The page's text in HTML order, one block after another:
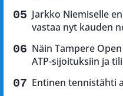
Jarkko Niemiselle
vastaa nyt kauden
Näin Tampere
ATP-sijoituksiin ja
Entinen tennistähti